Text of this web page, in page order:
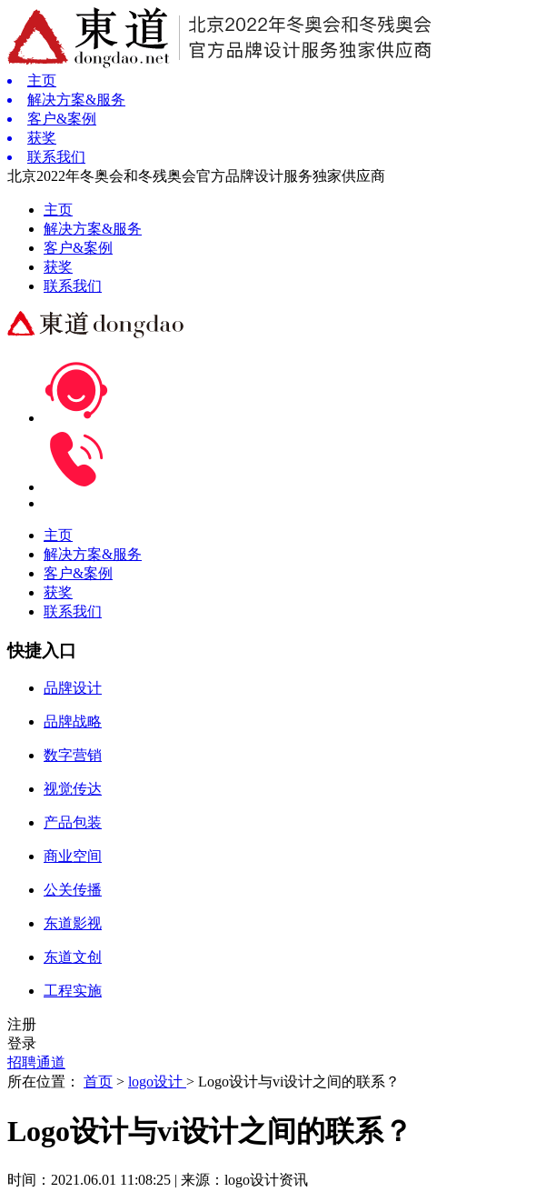
主页
解决方案&服务
客户&案例
获奖
联系我们
北京2022年冬奥会和冬残奥会官方品牌设计服务独家供应商
主页
解决方案&服务
客户&案例
获奖
联系我们
主页
解决方案&服务
客户&案例
获奖
联系我们
快捷入口
品牌设计
品牌战略
数字营销
视觉传达
产品包装
商业空间
公关传播
东道影视
东道文创
工程实施
注册
登录
招聘通道
所在位置： 首页 > logo设计 > Logo设计与vi设计之间的联系？
Logo设计与vi设计之间的联系？
时间：2021.06.01 11:08:25 | 来源：logo设计资讯